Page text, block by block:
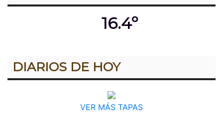
16.4º
DIARIOS DE HOY
VER MÁS TAPAS